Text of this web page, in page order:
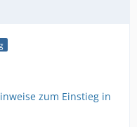
zum Einstieg in